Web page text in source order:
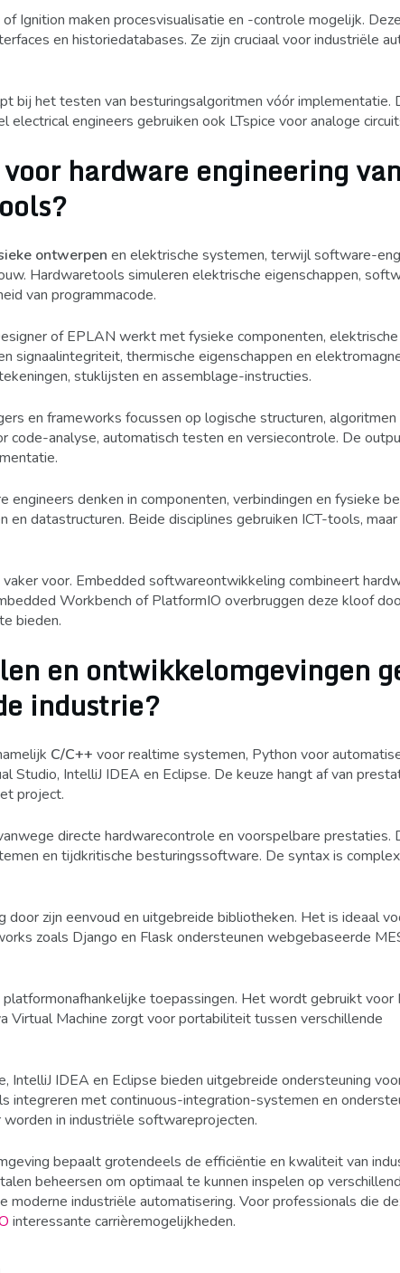
Ignition maken procesvisualisatie en -controle mogelijk.
en historiedatabases. Ze zijn cruciaal voor industriële
bij het testen van besturingsalgoritmen vóór implementatie.
engineers gebruiken ook LTspice voor analoge
hardware engineering van
ontwerpen en elektrische systemen, terwijl software-
Hardwaretools simuleren elektrische eigenschappen,
van programmacode.
of EPLAN werkt met fysieke componenten, elektrische
signaalintegriteit, thermische eigenschappen en
stuklijsten en assemblage-instructies.
en frameworks focussen op logische structuren, algoritmen
code-analyse, automatisch testen en versiecontrole. De
denken in componenten, verbindingen en fysieke
datastructuren. Beide disciplines gebruiken ICT-tools,
voor. Embedded softwareontwikkeling combineert
Workbench of PlatformIO overbruggen deze kloof
bieden.
en ontwikkelomgevingen
industrie?
C/C++ voor realtime systemen, Python voor
Studio, IntelliJ IDEA en Eclipse. De keuze hangt af van
project.
directe hardwarecontrole en voorspelbare prestaties.
en tijdkritische besturingssoftware. De syntax is
zijn eenvoud en uitgebreide bibliotheken. Het is ideaal
zoals Django en Flask ondersteunen webgebaseerde
toepassingen. Het wordt gebruikt voor
Virtual Machine zorgt voor portabiliteit tussen verschillende
IntelliJ IDEA en Eclipse bieden uitgebreide ondersteuning
integreren met continuous-integration-systemen en
in industriële softwareprojecten.
bepaalt grotendeels de efficiëntie en kwaliteit van
beheersen om optimaal te kunnen inspelen op
moderne industriële automatisering. Voor professionals die
interessante carrièremogelijkheden.